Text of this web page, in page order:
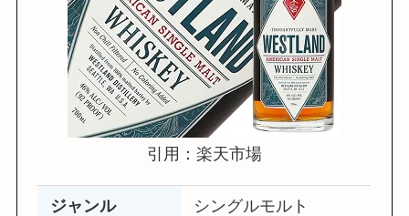
引用：楽天市場
ジャンル シングルモルト